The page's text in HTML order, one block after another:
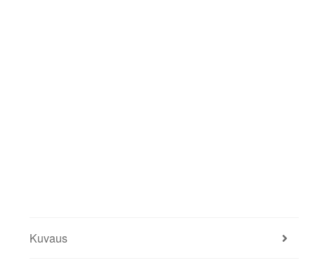
Kuvaus